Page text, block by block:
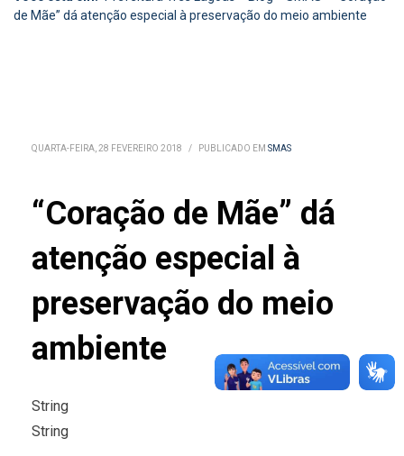
de Mãe” dá atenção especial à preservação do meio ambiente
QUARTA-FEIRA, 28 FEVEREIRO 2018 / PUBLICADO EM SMAS
“Coração de Mãe” dá
atenção especial à
preservação do meio
ambiente
String
String